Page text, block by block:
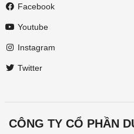
Facebook
Youtube
Instagram
Twitter
CÔNG TY CỔ PHẦN